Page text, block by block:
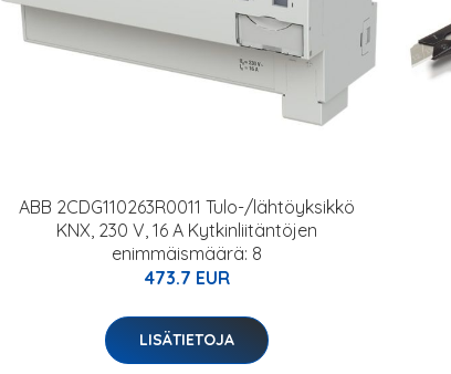
ABB 2CDG110263R0011 Tulo-/lähtöyksikkö
KNX, 230 V, 16 A Kytkinliitäntöjen
enimmäismäärä: 8
473.7 EUR
LISÄTIETOJA